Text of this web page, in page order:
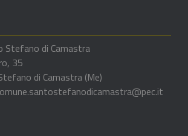
Stefano di Camastra
35
di Camastra (Me)